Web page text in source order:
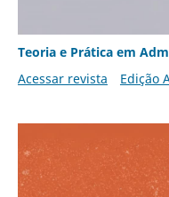
Teoria e Prática em
Acessar revista
Edição